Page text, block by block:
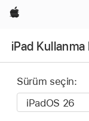
wzlhp
iPad Kullanma
Sürüm seçin: